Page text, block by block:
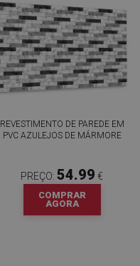
REVESTIMENTO DE PAREDE EM
PVC AZULEJOS DE MÁRMORE
PREÇO: 54.99 €
COMPRAR
AGORA